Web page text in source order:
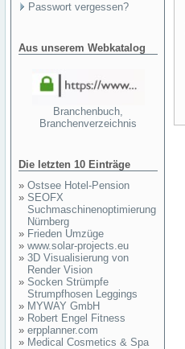
Passwort vergessen?
Aus unserem Webkatalog
Branchenbuch,
Branchenverzeichnis
Die letzten 10 Einträge
» Ostsee Hotel-Pension
» SEOFX
Suchmaschinenoptimierung
Nürnberg
» Frieden Umzüge
» www.solar-projects.eu
» 3D Visualisierung von
Render Vision
» Socken Strümpfe
Strumpfhosen Leggings
» MYWAY GmbH
» Robert Engel Fitness
» erpplanner.com
» Medical Cosmetics & Spa